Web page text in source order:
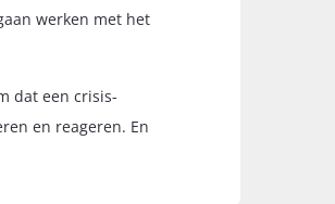
werken met het
dat een crisis-
en reageren. En